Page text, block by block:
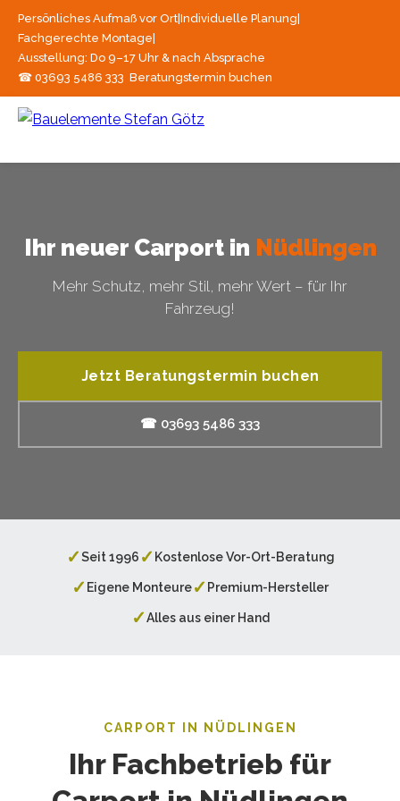
Persönliches Aufmaß vor Ort Individuelle Planung
Fachgerechte Montage
Ausstellung: Do 9–17 Uhr & nach Absprache
☎ 03693 5486 333 Beratungstermin buchen
Ihr neuer Carport in Nüdlingen
Mehr Schutz, mehr Stil, mehr Wert – für Ihr
Fahrzeug!
Jetzt Beratungstermin buchen
☎ 03693 5486 333
✓Seit 1996 ✓ Kostenlose Vor-Ort-Beratung
✓ Eigene Monteure✓ Premium-Hersteller
✓Alles aus einer Hand
CARPORT IN NÜDLINGEN
Ihr Fachbetrieb für